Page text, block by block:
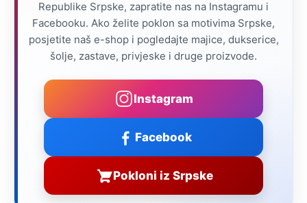
Republike Srpske, zapratite nas na Instagramu i
Facebooku. Ako želite poklon sa motivima Srpske,
posjetite naš e-shop i pogledajte majice, dukserice,
šolje, zastave, privjeske i druge proizvode.
Instagram
Facebook
Pokloni iz Srpske